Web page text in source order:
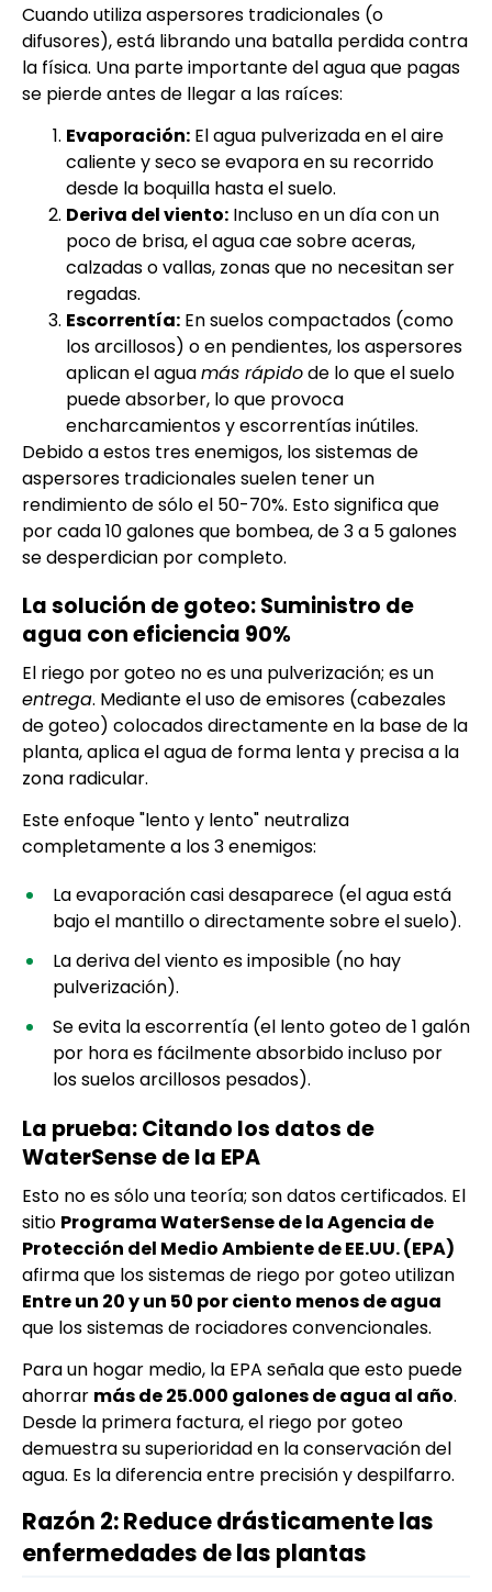
Cuando utiliza aspersores tradicionales (o
difusores), está librando una batalla perdida contra
la física. Una parte importante del agua que pagas
se pierde antes de llegar a las raíces:
Evaporación: El agua pulverizada en el aire
caliente y seco se evapora en su recorrido
desde la boquilla hasta el suelo.
Deriva del viento: Incluso en un día con un
poco de brisa, el agua cae sobre aceras,
calzadas o vallas, zonas que no necesitan ser
regadas.
Escorrentía: En suelos compactados (como
los arcillosos) o en pendientes, los aspersores
aplican el aguamás rápidode lo que el suelo
puede absorber, lo que provoca
encharcamientos y escorrentías inútiles.
Debido a estos tres enemigos, los sistemas de
aspersores tradicionales suelen tener un
rendimiento de sólo el 50-70%. Esto significa que
por cada 10 galones que bombea, de 3 a 5 galones
se desperdician por completo.
La solución de goteo: Suministro de
agua con eficiencia 90%
El riego por goteo no es una pulverización; es un
entrega. Mediante el uso de emisores (cabezales
de goteo) colocados directamente en la base de la
planta, aplica el agua de forma lenta y precisa a la
zona radicular.
Este enfoque "lento y lento" neutraliza
completamente a los 3 enemigos:
La evaporación casi desaparece (el agua está
bajo el mantillo o directamente sobre el suelo).
La deriva del viento es imposible (no hay
pulverización).
Se evita la escorrentía (el lento goteo de 1 galón
por hora es fácilmente absorbido incluso por
los suelos arcillosos pesados).
La prueba: Citando los datos de
WaterSense de la EPA
Esto no es sólo una teoría; son datos certificados. El
sitio Programa WaterSense de la Agencia de
Protección del Medio Ambiente de EE.UU. (EPA)
afirma que los sistemas de riego por goteo utilizan
Entre un 20 y un 50 por ciento menos de agua
que los sistemas de rociadores convencionales.
Para un hogar medio, la EPA señala que esto puede
ahorrar más de 25.000 galones de agua al año.
Desde la primera factura, el riego por goteo
demuestra su superioridad en la conservación del
agua. Es la diferencia entre precisión y despilfarro.
Razón 2: Reduce drásticamente las
enfermedades de las plantas